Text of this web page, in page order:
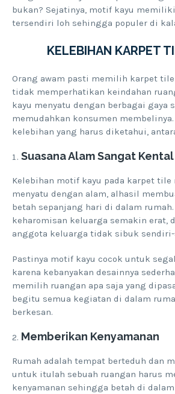
bukan? Sejatinya, motif kayu
tersendiri loh sehingga populer di
KELEBIHAN KARPET
Orang awam pasti memilih karpet tile
tidak memperhatikan keindahan
kayu menyatu dengan berbagai gaya
memudahkan konsumen
kelebihan yang harus diketahui,
Suasana Alam Sangat Kental
Kelebihan motif kayu pada karpet tile
menyatu dengan alam, alhasil
betah sepanjang hari di dalam
keharomisan keluarga semakin erat,
anggota keluarga tidak sibuk
Pastinya motif kayu cocok untuk
karena kebanyakan desainnya
memilih ruangan apa saja yang
begitu semua kegiatan di dalam
berkesan.
Memberikan Kenyamanan
Rumah adalah tempat berteduh dan
untuk itulah sebuah ruangan harus
kenyamanan sehingga betah di